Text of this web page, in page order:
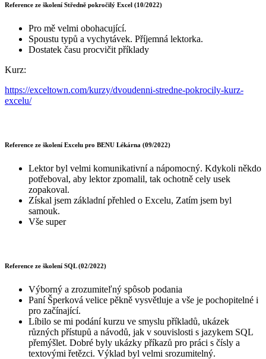
Reference ze školení Středně pokročilý Excel (10/2022)
Pro mě velmi obohacující.
Spoustu typů a vychytávek. Příjemná lektorka.
Dostatek času procvičit příklady
Kurz:
https://exceltown.com/kurzy/dvoudenni-stredne-pokrocily-kurz-
excelu/
Reference ze školení Excelu pro BENU Lékárna (09/2022)
Lektor byl velmi komunikativní a nápomocný. Kdykoli někdo
potřeboval, aby lektor zpomalil, tak ochotně cely usek
zopakoval.
Získal jsem základní přehled o Excelu, Zatím jsem byl
samouk.
Vše super
Reference ze školení SQL (02/2022)
Výborný a zrozumiteľný spôsob podania
Paní Šperková velice pěkně vysvětluje a vše je pochopitelné i
pro začínající.
Líbilo se mi podání kurzu ve smyslu příkladů, ukázek
různých přístupů a návodů, jak v souvislosti s jazykem SQL
přemýšlet. Dobré byly ukázky příkazů pro práci s čísly a
textovými řetězci. Výklad byl velmi srozumitelný.